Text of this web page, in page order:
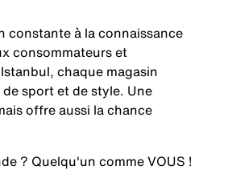
constante à la connaissance
consommateurs et
chaque magasin
sport et de style. Une
offre aussi la chance
? Quelqu'un commeVOUS !